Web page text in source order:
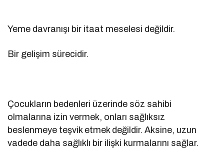
Yeme davranışı bir itaat meselesi değildir.
Bir gelişim sürecidir.
Çocukların bedenleri üzerinde söz sahibi
olmalarına izin vermek, onları sağlıksız
beslenmeye teşvik etmek değildir. Aksine, uzun
vadede daha sağlıklı bir ilişki kurmalarını sağlar.